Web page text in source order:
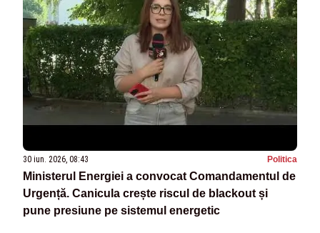
30 iun. 2026, 08:43 Politica
Ministerul Energiei a convocat Comandamentul de
Urgență. Canicula crește riscul de blackout și
pune presiune pe sistemul energetic